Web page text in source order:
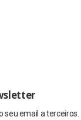
seu email a terceiros.